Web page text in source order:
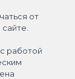
от
работой